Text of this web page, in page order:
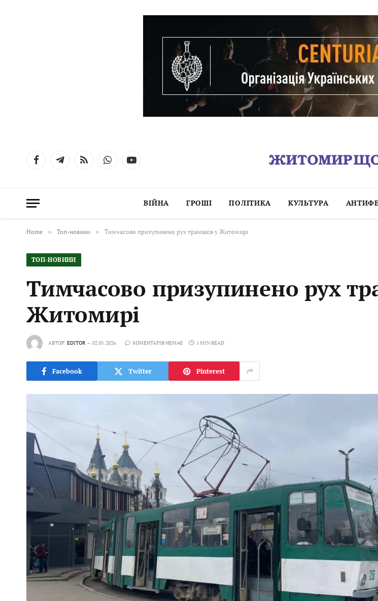
FacebookTelegramRSS WhatsAppYouTube
ВІЙНА ГРОШІ ПОЛІТИКА КУЛЬТУРА
Home » Топ-новини » Тимчасово призупинено рух трамваїв у Житомирі
ТОП-НОВИНИ
Тимчасово призупинено рух
Житомирі
АВТОР:EDITOR 02.01.2026 КОМЕНТАРІВ НЕМАЄ 1 MIN READ
Facebook Twitter Pinterest